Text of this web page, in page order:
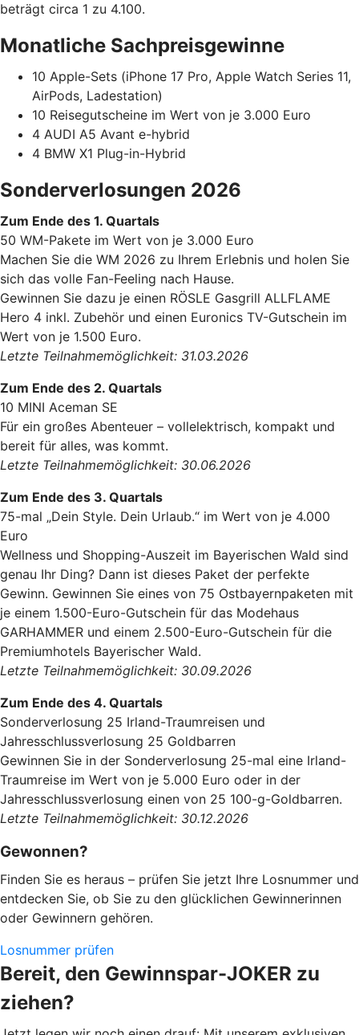
beträgt circa 1 zu 4.100.
Monatliche Sachpreisgewinne
10 Apple-Sets (iPhone 17 Pro, Apple Watch Series 11,
AirPods, Ladestation)
10 Reisegutscheine im Wert von je 3.000 Euro
4 AUDI A5 Avant e-hybrid
4 BMW X1 Plug-in-Hybrid
Sonderverlosungen 2026
Zum Ende des 1. Quartals
50 WM-Pakete im Wert von je 3.000 Euro
Machen Sie die WM 2026 zu Ihrem Erlebnis und holen Sie
sich das volle Fan-Feeling nach Hause.
Gewinnen Sie dazu je einen RÖSLE Gasgrill ALLFLAME
Hero 4 inkl. Zubehör und einen Euronics TV-Gutschein im
Wert von je 1.500 Euro.
Letzte Teilnahmemöglichkeit: 31.03.2026
Zum Ende des 2. Quartals
10 MINI Aceman SE
Für ein großes Abenteuer – vollelektrisch, kompakt und
bereit für alles, was kommt.
Letzte Teilnahmemöglichkeit: 30.06.2026
Zum Ende des 3. Quartals
75-mal „Dein Style. Dein Urlaub.“ im Wert von je 4.000
Euro
Wellness und Shopping-Auszeit im Bayerischen Wald sind
genau Ihr Ding? Dann ist dieses Paket der perfekte
Gewinn. Gewinnen Sie eines von 75 Ostbayernpaketen mit
je einem 1.500-Euro-Gutschein für das Modehaus
GARHAMMER und einem 2.500-Euro-Gutschein für die
Premiumhotels Bayerischer Wald.
Letzte Teilnahmemöglichkeit: 30.09.2026
Zum Ende des 4. Quartals
Sonderverlosung 25 Irland-Traumreisen und
Jahresschlussverlosung 25 Goldbarren
Gewinnen Sie in der Sonderverlosung 25-mal eine Irland-
Traumreise im Wert von je 5.000 Euro oder in der
Jahresschlussverlosung einen von 25 100-g-Goldbarren.
Letzte Teilnahmemöglichkeit: 30.12.2026
Gewonnen?
Finden Sie es heraus – prüfen Sie jetzt Ihre Losnummer und
entdecken Sie, ob Sie zu den glücklichen Gewinnerinnen
oder Gewinnern gehören.
Losnummer prüfen
Bereit, den Gewinnspar-JOKER zu
ziehen?